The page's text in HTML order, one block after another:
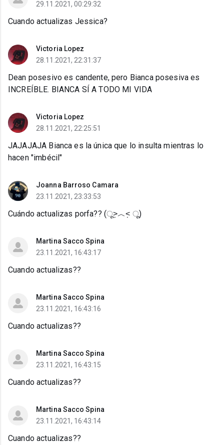
29.11.2021, 00:29:32
Cuando actualizas Jessica?
Victoria Lopez
28.11.2021, 22:31:37
Dean posesivo es candente, pero Bianca posesiva es
INCREÍBLE. BIANCA SÍ A TODO MI VIDA
Victoria Lopez
28.11.2021, 22:25:51
JAJAJAJA Bianca es la única que lo insulta mientras lo
hacen "imbécil"
Joanna Barroso Camara
23.11.2021, 23:33:53
Cuándo actualizas porfa?? (ू˃̣̣̣̣̣̣︿˂̣̣̣̣̣̣ ू)
Martina Sacco Spina
23.11.2021, 16:43:17
Cuando actualizas??
Martina Sacco Spina
23.11.2021, 16:43:16
Cuando actualizas??
Martina Sacco Spina
23.11.2021, 16:43:15
Cuando actualizas??
Martina Sacco Spina
23.11.2021, 16:43:14
Cuando actualizas??